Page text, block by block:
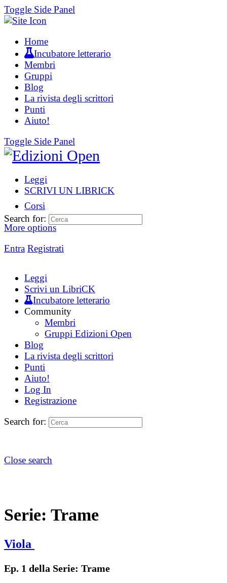
Toggle Side Panel
Home
Incubatore letterario
Membri
Gruppi
Blog
La rivista degli scrittori
Punti
Aiuto!
Toggle Side Panel
Leggi
SCRIVI UN LIBRICK
Corsi
More options
Entra Registrati
Search for:
Leggi
Scrivi un LibriCK
Incubatore letterario
Community
Membri
Gruppi Edizioni Open
Blog
La rivista degli scrittori
Punti
Aiuto!
Log In
Registrazione
Search for:
Close search
Serie: Trame
Viola
Ep. 1 della Serie: Trame